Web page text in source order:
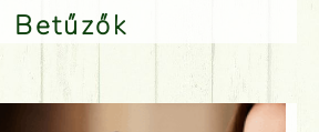
Betűzők